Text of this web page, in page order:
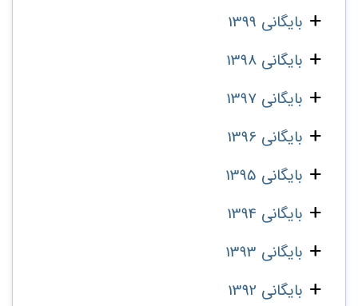
بایگانی 1399
بایگانی 1398
بایگانی 1397
بایگانی 1396
بایگانی 1395
بایگانی 1394
بایگانی 1393
بایگانی 1392